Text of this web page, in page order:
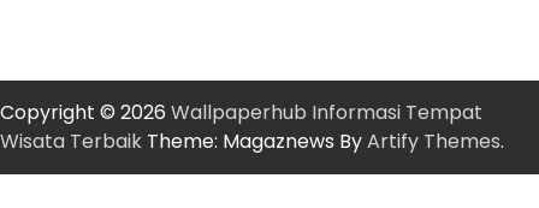
Copyright © 2026 Wallpaperhub Informasi Tempat
Wisata Terbaik Theme: Magaznews ByArtify Themes.